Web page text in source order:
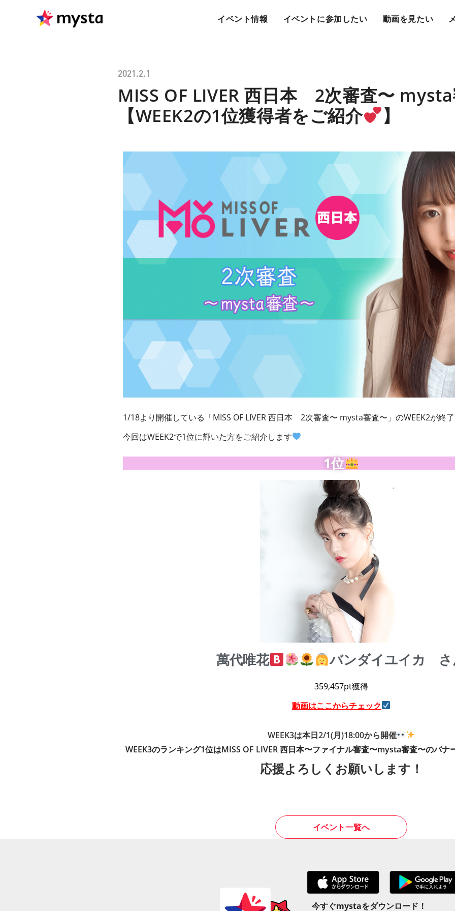
イベント情報 イベントに参加したい 動画を見たい
2021.2.1
MISS OF LIVER 西日本 2次審査〜
【WEEK2の1位獲得者をご紹介
】
1/18より開催している「MISS OF LIVER 西日本 2次審査〜 mysta審査〜 」のWEEK2が終
今回はWEEK2で1位に輝いた方をご紹介します
1位
萬代唯花 バンダイユイカ さ
359,457pt獲得
動画はここからチェック
WEEK3は本日2/1(月)18:00から開催
WEEK3のランキング1位はMISS OF LIVER 西日本〜ファイナル審査〜mysta審査〜のバナ
応援よろしくお願いします！
イベント一覧へ
今すぐmystaをダウンロード！